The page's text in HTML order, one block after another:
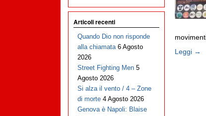
Leggi →
Articoli recenti
Quando Dio non risponde
alla chiamata 6 Agosto
2026
Street Fighting Men 5
Agosto 2026
Si alza il vento / 4 – Zone
di morte 4 Agosto 2026
Genova è Napoli: Blaise